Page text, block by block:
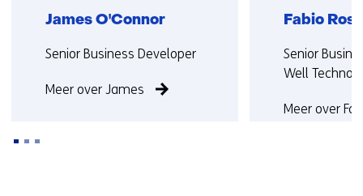
James O'Connor
Functie:
Senior Business Developer
Meer over James
Fabio
Functie:
Senior
Well
Meer over